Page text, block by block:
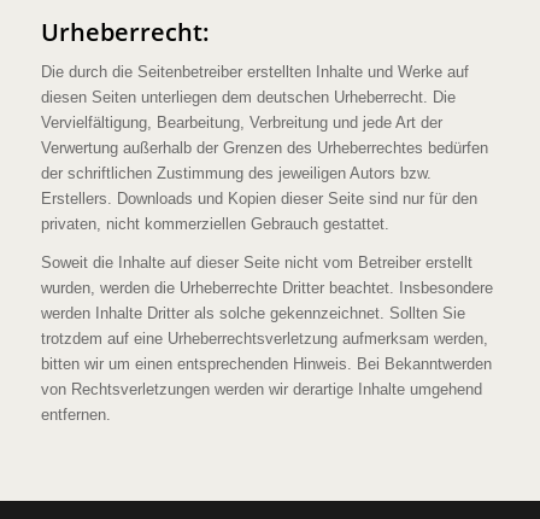
Urheberrecht:
Die durch die Seitenbetreiber erstellten Inhalte und Werke auf
diesen Seiten unterliegen dem deutschen Urheberrecht. Die
Vervielfältigung, Bearbeitung, Verbreitung und jede Art der
Verwertung außerhalb der Grenzen des Urheberrechtes bedürfen
der schriftlichen Zustimmung des jeweiligen Autors bzw.
Erstellers. Downloads und Kopien dieser Seite sind nur für den
privaten, nicht kommerziellen Gebrauch gestattet.
Soweit die Inhalte auf dieser Seite nicht vom Betreiber erstellt
wurden, werden die Urheberrechte Dritter beachtet. Insbesondere
werden Inhalte Dritter als solche gekennzeichnet. Sollten Sie
trotzdem auf eine Urheberrechtsverletzung aufmerksam werden,
bitten wir um einen entsprechenden Hinweis. Bei Bekanntwerden
von Rechtsverletzungen werden wir derartige Inhalte umgehend
entfernen.